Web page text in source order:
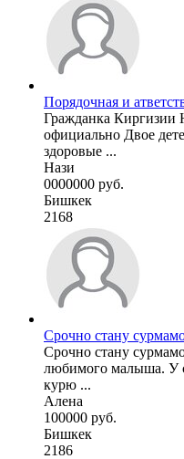
Порядочная и
Гражданка Киргизии
официально Двое
здоровые ...
Нази
0000000 руб.
Бишкек
2168
Срочно стану
Срочно стану
любимого малыша. У
курю ...
Алена
100000 руб.
Бишкек
2186